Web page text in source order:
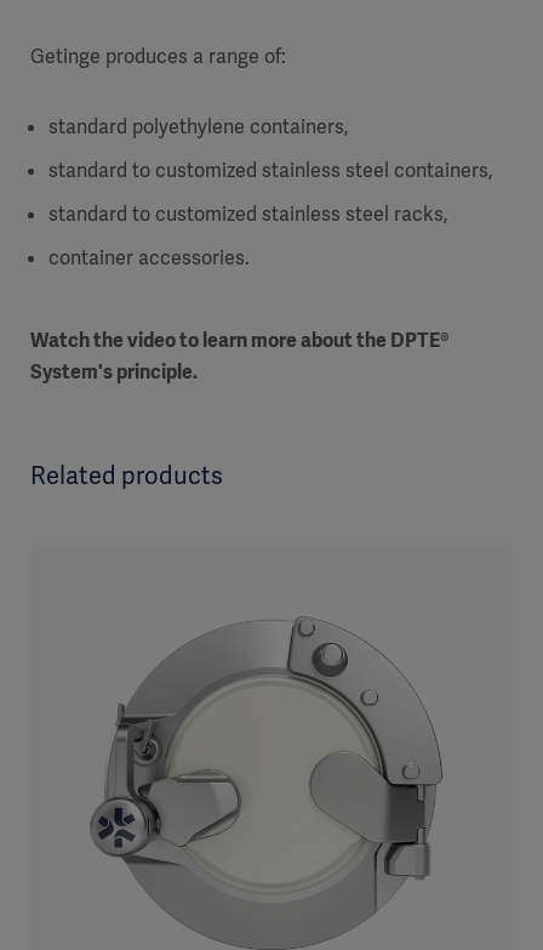
Getinge produces a range of:
standard polyethylene containers,
standard to customized stainless steel containers,
standard to customized stainless steel racks,
container accessories.
Watch the video to learn more about the DPTE®
System's principle.
Related products